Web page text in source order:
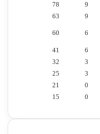
9
78
9
63
6
60
6
41
3
32
3
25
0
21
0
15